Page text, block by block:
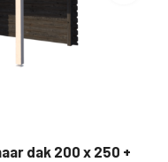
dak 200 x 250 +